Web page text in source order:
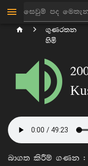
ගුණරතන
හිමි
බාගත කිරීම් ගණන :